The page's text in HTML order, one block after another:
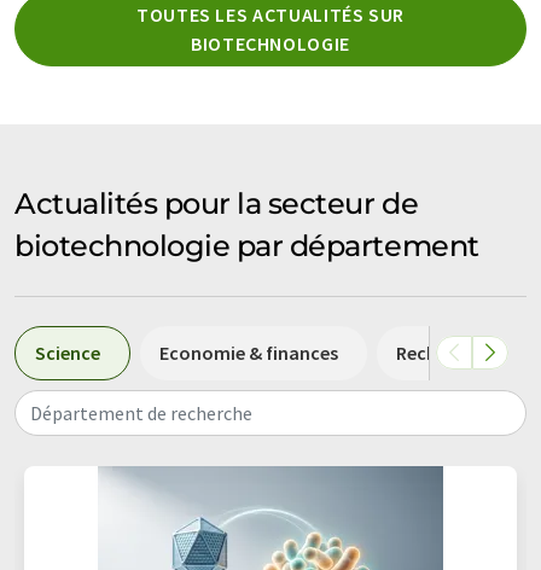
TOUTES LES ACTUALITÉS SUR
BIOTECHNOLOGIE
Actualités pour la secteur de
biotechnologie par département
Science Economie & finances Recherche et
Département de recherche